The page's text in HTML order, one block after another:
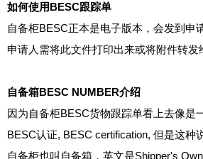
如何使用BESC跟踪单
自备柜BESC正本是电子版本，会发到申
申请人需将此文件打印出来或将附件转
自备箱BESC NUMBER介绍
因为自备柜BESC货物跟踪单看上去像是
BESC认证, BESC certification, 但是这种
自备柜也叫自备箱，英文是Shipper's